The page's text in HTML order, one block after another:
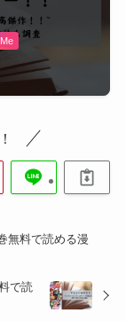
無料で読める漫
で読